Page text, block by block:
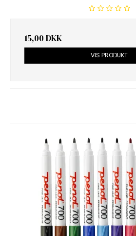
15,00 DKK
VIS PRODUKT